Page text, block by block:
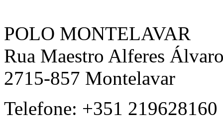
POLO MONTELAVAR
Rua Maestro Alferes
2715-857 Montelavar ‎
Telefone: +351